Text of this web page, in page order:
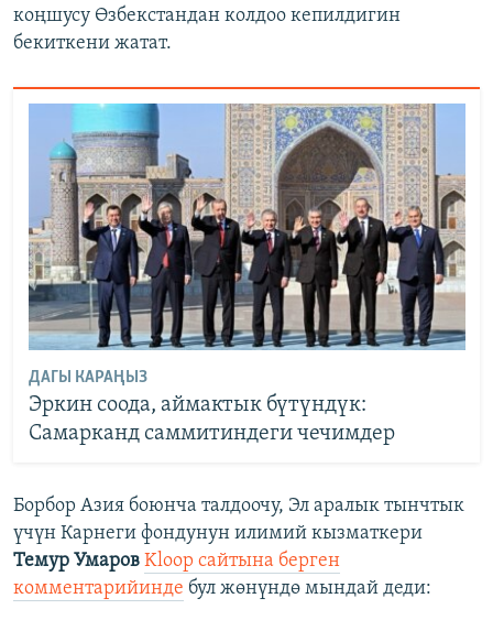
коңшусу Өзбекстандан колдоо кепилдигин
бекиткени жатат.
ДАГЫ КАРАҢЫЗ
Эркин соода, аймактык бүтүндүк:
Самарканд саммитиндеги чечимдер
Борбор Азия боюнча талдоочу, Эл аралык тынчтык
үчүн Карнеги фондунун илимий кызматкери
Темур Умаров Kloop сайтына берген
комментарийинде бул жөнүндө мындай деди: